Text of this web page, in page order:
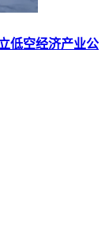
低空经济产业公